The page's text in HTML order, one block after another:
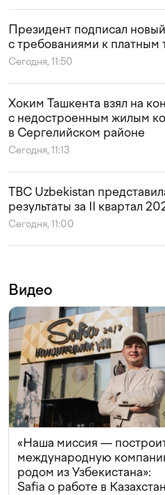
Президент подписал
с требованиями к платным
Сегодня, 11:50
Хоким Ташкента взял на
с недостроенным жилым
в Сергелийском районе
Сегодня, 11:13
TBC Uzbekistan
результаты за II квартал
Сегодня, 11:00
Видео
«Наша миссия —
международную
родом из Узбекистана»:
Safia о работе в